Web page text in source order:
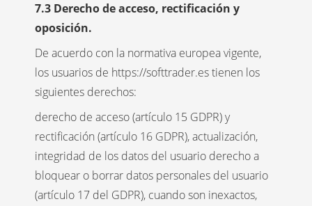
7.3 Derecho de acceso, rectificación y
oposición.
De acuerdo con la normativa europea vigente,
los usuarios de https://softtrader.es tienen los
siguientes derechos:
derecho de acceso (artículo 15 GDPR) y
rectificación (artículo 16 GDPR), actualización,
integridad de los datos del usuario derecho a
bloquear o borrar datos personales del usuario
(artículo 17 del GDPR), cuando son inexactos,